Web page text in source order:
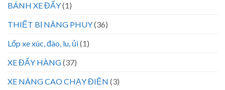
BÁNH XE ĐẨY(1)
THIẾT BỊ NÂNG PHUY(36)
Lốp xe xúc, đào, lu, ủi(1)
XE ĐẨY HÀNG(37)
XE NÂNG CAO CHẠY ĐIỆN (3)